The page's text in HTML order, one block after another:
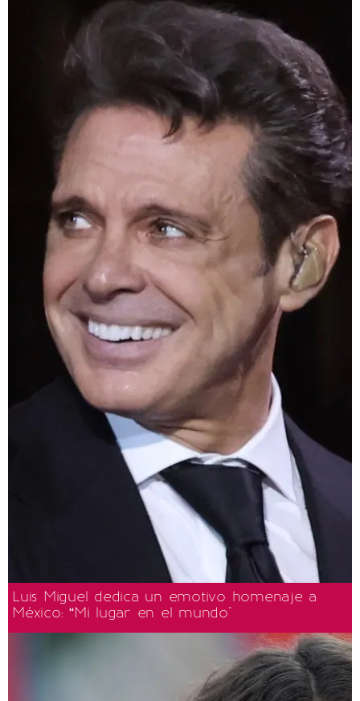
Luis Miguel dedica un emotivo homenaje a
México: “Mi lugar en el mundo"